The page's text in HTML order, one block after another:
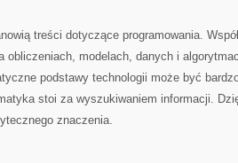
treści dotyczące programowania.
obliczeniach, modelach, danych i
podstawy technologii może być
stoi za wyszukiwaniem informacji.
znaczenia.